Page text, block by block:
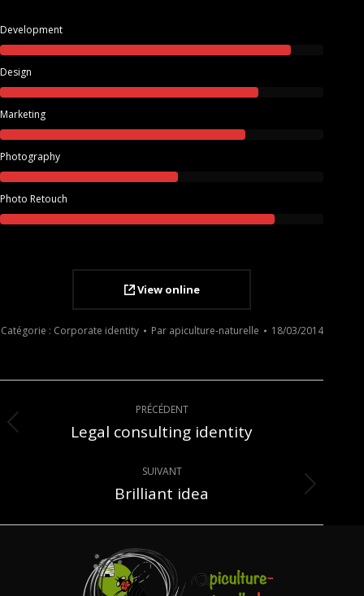
Development
Design
Marketing
Photography
Photo Retouch
View online
Catégorie : Corporate identity Par apiculture-naturelle 18/03/2014
Navigation
de
commentaire
PRÉCÉDENT
Onglet
Legal consulting identity
SUIVANT
Projets
Brilliant idea